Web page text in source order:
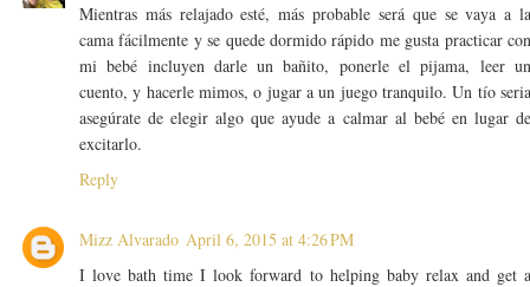
Mientras más relajado esté, más probable será que se vaya a
cama fácilmente y se quede dormido rápido me gusta practicar
mi bebé incluyen darle un bañito, ponerle el pijama, leer
cuento, y hacerle mimos, o jugar a un juego tranquilo. Un tío
asegúrate de elegir algo que ayude a calmar al bebé en lugar
excitarlo.
Reply
Mizz Alvarado April 6, 2015 at 4:26 PM
I love bath time I look forward to helping baby relax and get